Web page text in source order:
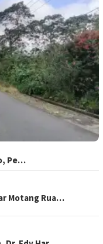
Pe…
Motang Rua…